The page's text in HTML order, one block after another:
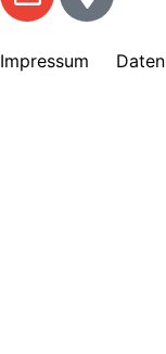
Impressum